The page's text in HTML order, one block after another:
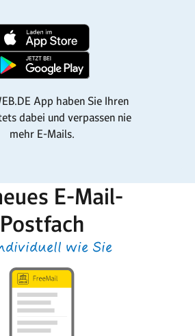
App haben Sie Ihren
dabei und verpassen nie
mehr E-Mails.
E-Mail-
Postfach
wie Sie